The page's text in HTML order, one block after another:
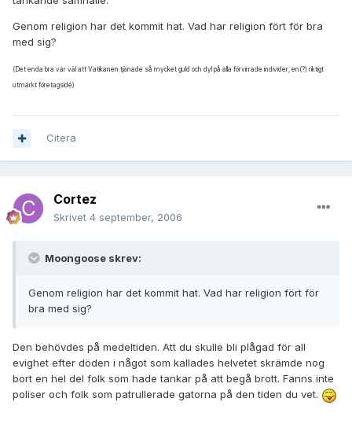
Genom religion har det kommit hat. Vad har religion fört för bra
med sig?
(Det enda bra var väl att Vatikanen tjänade så mycket guld och dyl på alla förvirrade individer, en(?) riktigt
utmärkt företagsidé)
Citera
Cortez
Skrivet 4 september, 2006
Moongoose skrev:
Genom religion har det kommit hat. Vad har religion fört för
bra med sig?
Den behövdes på medeltiden. Att du skulle bli plågad för all
evighet efter döden i något som kallades helvetet skrämde nog
bort en hel del folk som hade tankar på att begå brott. Fanns inte
poliser och folk som patrullerade gatorna på den tiden du vet.